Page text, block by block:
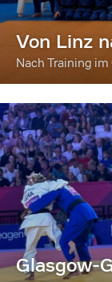
Von Linz
Nach Training
Glasgow-